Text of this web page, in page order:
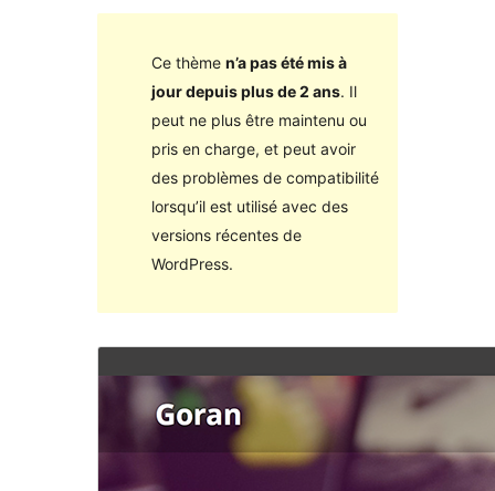
Ce thème n’a pas été mis à
jour depuis plus de 2 ans. Il
peut ne plus être maintenu ou
pris en charge, et peut avoir
des problèmes de compatibilité
lorsqu’il est utilisé avec des
versions récentes de
WordPress.